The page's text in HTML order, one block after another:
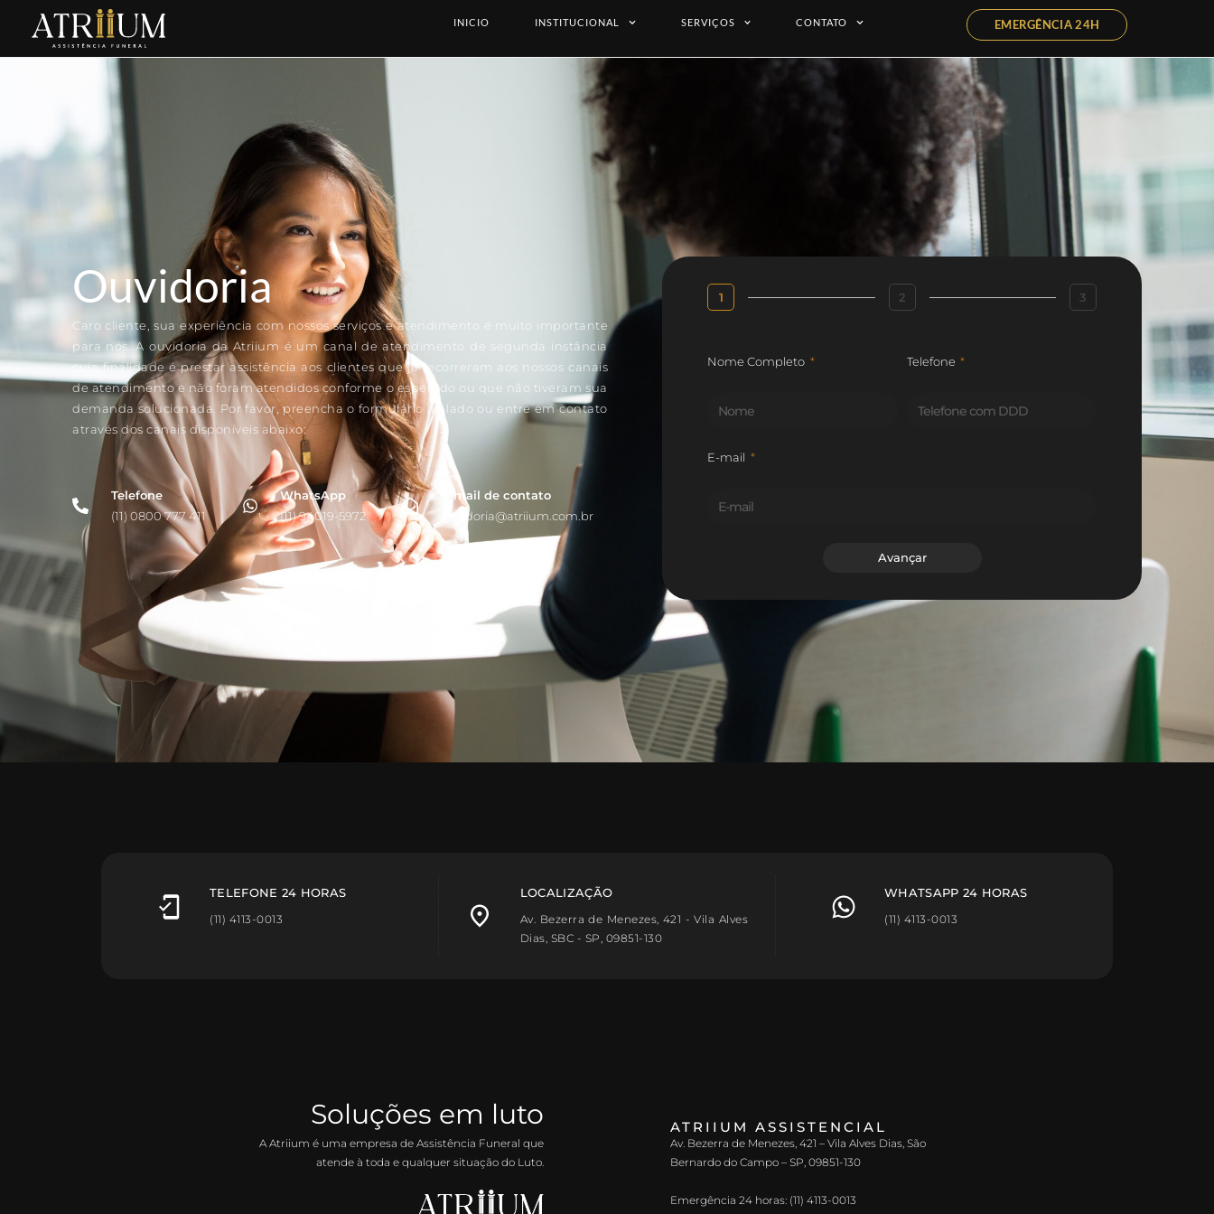
INICIO INSTITUCIONAL SERVIÇOS CONTATO EMERGÊNCIA 24H
Ouvidoria
Caro cliente, sua experiência com nossos serviços e atendimento é muito importante
para nós. A ouvidoria da Atriium é um canal de atendimento de segunda instância
cuja finalidade é prestar assistência aos clientes que já recorreram aos nossos canais
de atendimento e não foram atendidos conforme o esperado ou que não tiveram sua
demanda solucionada. Por favor, preencha o formulário ao lado ou entre em contato
através dos canais disponíveis abaixo:
Telefone
(11) 0800 777 411
WhatsApp
(11) 94019-5972
E-mail de contato
ouvidoria@atriium.com.br
1 2 3
Nome Completo Telefone
E-mail
Avançar
TELEFONE 24 HORAS
(11) 4113-0013
LOCALIZAÇÃO
Av. Bezerra de Menezes, 421 - Vila Alves
Dias, SBC - SP, 09851-130
WHATSAPP 24 HORAS
(11) 4113-0013
Soluções em luto
A Atriium é uma empresa de Assistência Funeral que
atende à toda e qualquer situação do Luto.
ATRIIUM ASSISTENCIAL
Av. Bezerra de Menezes, 421 – Vila Alves Dias, São
Bernardo do Campo – SP, 09851-130
Emergência 24 horas: (11) 4113-0013